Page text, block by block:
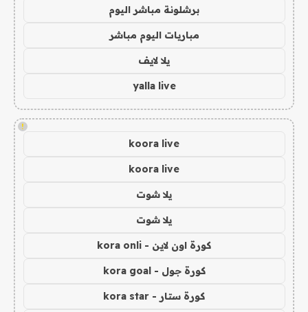
برشلونة مباشر اليوم
مباريات اليوم مباشر
يلا لايف
yalla live
!
koora live
koora live
يلا شوت
يلا شوت
كورة اون لاين - kora onli
كورة جول - kora goal
كورة ستار - kora star